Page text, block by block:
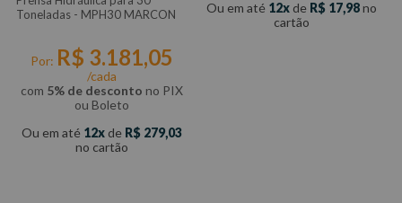
Toneladas - MPH30 MARCON
Por: R$ 3.181,05
/cada
com 5% de desconto no PIX
ou Boleto
Ou em até 12 de R$ 279,03
no cartão
Ou em até 12 de R$ 17,98no
cartão